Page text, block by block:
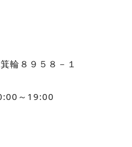
輪８９５８－１
～19:00